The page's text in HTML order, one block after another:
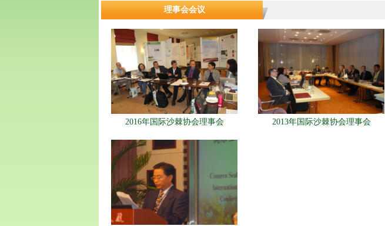
理事会会议
2016年国际沙棘协会理事会 2013年国际沙棘协会理事会